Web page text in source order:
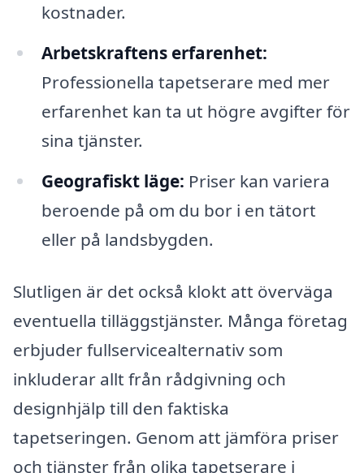
kostnader.
Arbetskraftens erfarenhet:
Professionella tapetserare med mer
erfarenhet kan ta ut högre avgifter för
sina tjänster.
Geografiskt läge: Priser kan variera
beroende på om du bor i en tätort
eller på landsbygden.
Slutligen är det också klokt att överväga
eventuella tilläggstjänster. Många företag
erbjuder fullservicealternativ som
inkluderar allt från rådgivning och
designhjälp till den faktiska
tapetseringen. Genom att jämföra priser
och tjänster från olika tapetserare i